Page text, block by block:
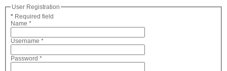
User Registration
* Required field
Name *
Username *
Password *